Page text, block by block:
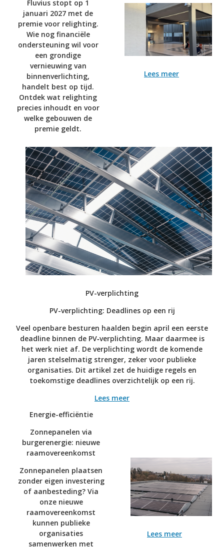
Fluvius stopt op 1
januari 2027 met de
premie voor relighting.
Wie nog financiële
ondersteuning wil voor
een grondige
vernieuwing van
binnenverlichting,
handelt best op tijd.
Ontdek wat relighting
precies inhoudt en voor
welke gebouwen de
premie geldt.
Lees meer
PV-verplichting
PV-verplichting: Deadlines op een rij
Veel openbare besturen haalden begin april een eerste
deadline binnen de PV‑verplichting. Maar daarmee is
het werk niet af. De verplichting wordt de komende
jaren stelselmatig strenger, zeker voor publieke
organisaties. Dit artikel zet de huidige regels en
toekomstige deadlines overzichtelijk op een rij.
Lees meer
Energie-efficiëntie
Zonnepanelen via
burgerenergie: nieuwe
raamovereenkomst
Zonnepanelen plaatsen
zonder eigen investering
of aanbesteding? Via
onze nieuwe
raamovereenkomst
kunnen publieke
organisaties
samenwerken met
Lees meer